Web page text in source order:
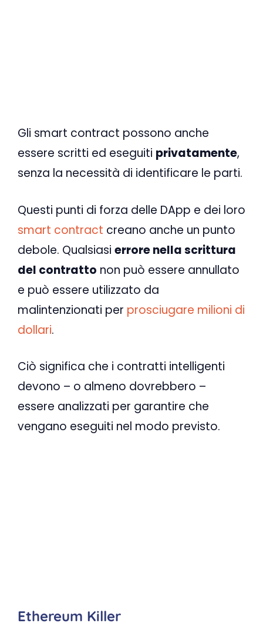
Gli smart contract possono anche
essere scritti ed eseguiti privatamente,
senza la necessità di identificare le parti.
Questi punti di forza delle DApp e dei loro
smart contract creano anche un punto
debole. Qualsiasi errore nella scrittura
del contratto non può essere annullato
e può essere utilizzato da
malintenzionati per prosciugare milioni di
dollari.
Ciò significa che i contratti intelligenti
devono – o almeno dovrebbero –
essere analizzati per garantire che
vengano eseguiti nel modo previsto.
Ethereum Killer